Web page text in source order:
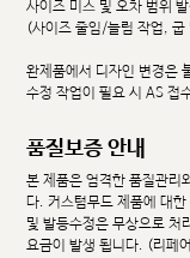
사이즈 미스 및 오차 범위
(사이즈 줄임/늘림 작업,
완제품에서 디자인 변경은
수정 작업이 필요 시 AS 접
품질보증 안내
본 제품은 엄격한 품질관리
다. 커스텀무드 제품에 대
및 발등수정은 무상으로 처
요금이 발생 됩니다. (리페